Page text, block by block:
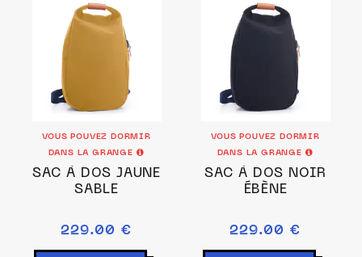
VOUS POUVEZ DORMIR
DANS LA GRANGE
SAC À DOS JAUNE
SABLE
229.00 €
VOUS POUVEZ DORMIR
DANS LA GRANGE
SAC À DOS NOIR
ÉBÈNE
229.00 €